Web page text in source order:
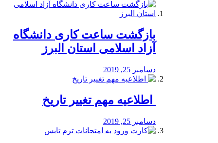
بازگشت ساعت کاری دانشگاه
آزاد اسلامی استان البرز
دسامبر 25, 2019
️ اطلاعیه مهم تغییر تاریخ
دسامبر 25, 2019